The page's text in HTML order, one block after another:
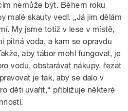
nemůže být. Během roku
malé skauty vedl. „Já jim dělám
My jsme totiž v lese v místě,
pitná voda, a kam se opravdu
aby tábor mohl fungovat, je
vodu, obstarávat nákupy, řezat
je tak, aby se dalo v
děti uvařit,“ přibližuje některé